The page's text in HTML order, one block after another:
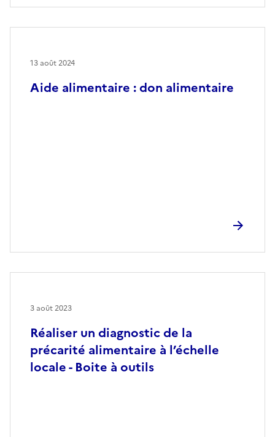
Aide alimentaire : don alimentaire
13 août 2024
Réaliser un diagnostic de la
précarité alimentaire à l’échelle
locale - Boite à outils
3 août 2023